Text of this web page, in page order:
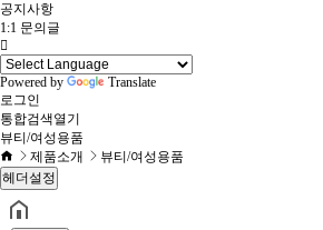
공지사항
1:1 문의글
Powered by
Translate
로그인
통합검색열기
뷰티/여성용품
제품소개
뷰티/여성용품
헤더설정